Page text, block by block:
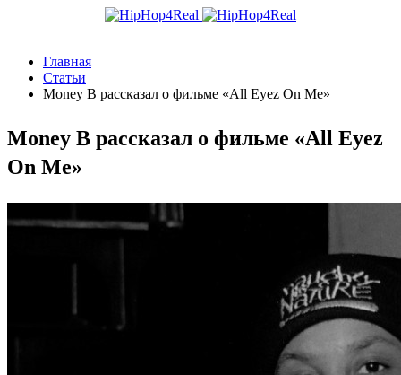
Главная
Статьи
Money B рассказал о фильме «All Eyez On Me»
Money B рассказал о фильме «All Eyez
On Me»